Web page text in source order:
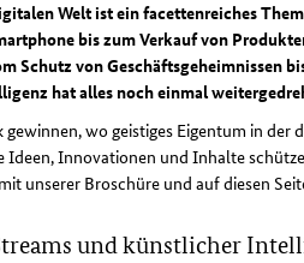
Welt ist ein facettenreiches
bis zum Verkauf von
Schutz von Geschäftsgeheimnissen
hat alles noch einmal
wo geistiges Eigentum in der
Ideen, Innovationen und Inhalte
unserer Broschüre und auf diesen
und künstlicher